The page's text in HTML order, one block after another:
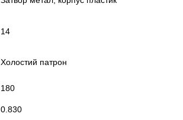
14
Холостий патрон
180
0.830